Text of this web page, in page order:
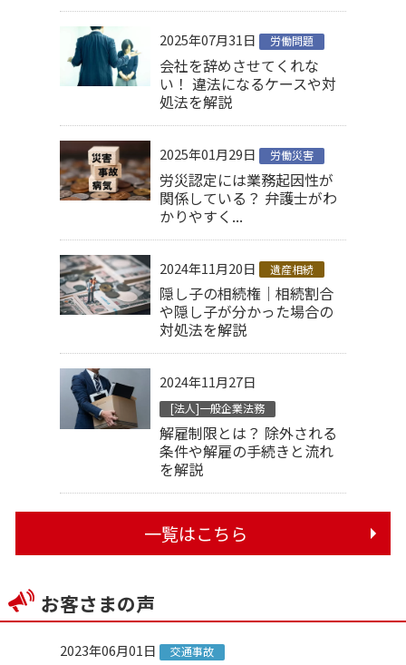
2025年07月31日 労働問題
会社を辞めさせてくれな
い！ 違法になるケースや対
処法を解説
2025年01月29日 労働災害
労災認定には業務起因性が
関係している？ 弁護士がわ
かりやすく...
2024年11月20日 遺産相続
隠し子の相続権｜相続割合
や隠し子が分かった場合の
対処法を解説
2024年11月27日
[法人]一般企業法務
解雇制限とは？ 除外される
条件や解雇の手続きと流れ
を解説
一覧はこちら
お客さまの声
2023年06月01日 交通事故